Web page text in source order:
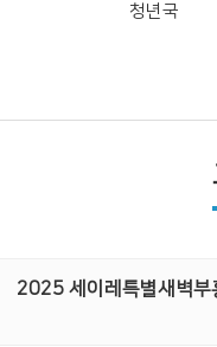
청년국
2025 세이레특별새벽